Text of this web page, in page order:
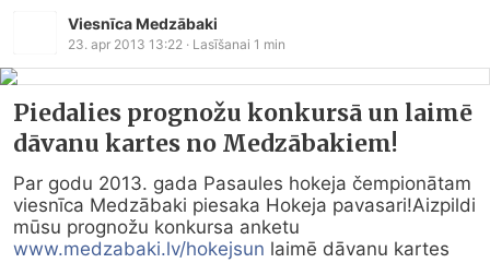
Viesnīca Medzābaki
23. apr 2013 13:22 · Lasīšanai 1 min
Piedalies prognožu konkursā un laimē
dāvanu kartes no Medzābakiem!
Par godu 2013. gada Pasaules hokeja čempionātam
viesnīca Medzābaki piesaka Hokeja pavasari!Aizpildi
www.medzabaki.lv/hokejsun laimē dāvanu kartes